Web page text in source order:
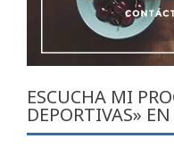
ESCUCHA MI
DEPORTIVAS»